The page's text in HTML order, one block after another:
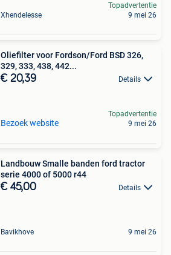
Xhendelesse
Topadvertentie
9 mei 26
Oliefilter voor Fordson/Ford BSD 326,
329, 333, 438, 442...
€ 20,39 Details
Bezoek website
Topadvertentie
9 mei 26
Landbouw Smalle banden ford tractor
serie 4000 of 5000 r44
€ 45,00 Details
Bavikhove 9 mei 26